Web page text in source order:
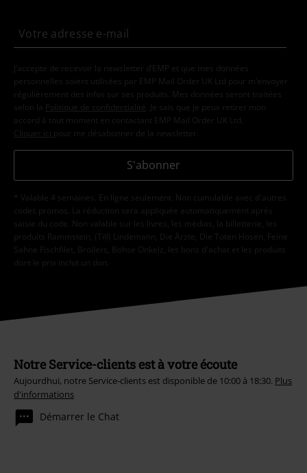
J’accepte de recevoir la newsletter d’EMP et que mes données
personnelles soient utilisées par EMP Mail Order UK Ltd pour m’envoyer
régulièrement des infos sur ses produits. Mes données seront traitées
selon la
Politique de confidentialité . Je sais que je peux retirer mon
accord à tout moment en contactant EMP Mail Order UK Ltd.
Cliquer ici pour me désabonner de la newsletter.
S'abonner
* Valable 4 semaines. En ligne seulement. Non cumulable avec d'autres
codes promos. La réduction sera appliquée automatiquement après
saisie du code. Non valable sur les livres, les médias, la billetterie, les
produits Rammstein, (Till) Lindemann, Die Ärzte, Die Toten Hosen, Feine
Sahne Fischfilet, Broilers, Böhse Onkelz, les bons d'achat et les produits
dont le prix inclut un don.
Notre Service-clients est à votre écoute
Aujourdhui, notre Service-clients est disponible de 10:00 à 18:30. Plus
d'informations
Démarrer le Chat